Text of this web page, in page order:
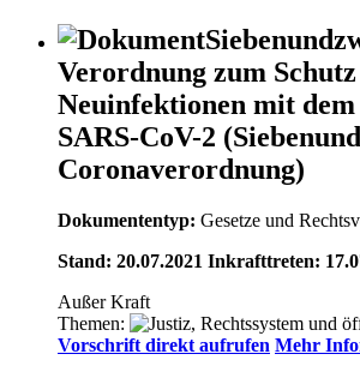
Verordnung zum
Neuinfektionen mit
SARS-CoV-2
Coronaverordnung)
Dokumententyp: Gesetze und
Stand: 20.07.2021 Inkrafttreten:
Außer Kraft
Themen:
Vorschrift direkt aufrufen Mehr